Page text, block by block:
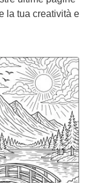
la tua creatività e